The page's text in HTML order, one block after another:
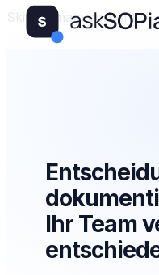
Skip to main content
Ihr Team